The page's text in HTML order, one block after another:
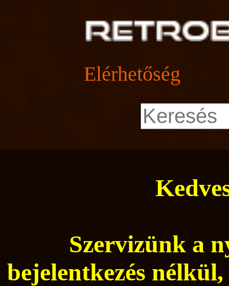
Elérhetőség
Szervizünk a
bejelentkezés